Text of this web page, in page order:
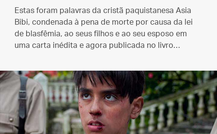
Estas foram palavras da cristã paquistanesa Asia
Bibi, condenada à pena de morte por causa da lei
de blasfêmia, ao seus filhos e ao seu esposo em
uma carta inédita e agora publicada no livro